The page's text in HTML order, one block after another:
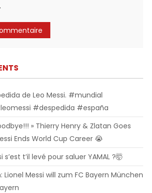
de Leo Messi. #mundial
#despedida #españa
» Thierry Henry & Zlatan Goes
Ends World Cup Career 😭
s’est t’il levé pour saluer YAMAL ?🤯
Lionel Messi will zum FC Bayern München